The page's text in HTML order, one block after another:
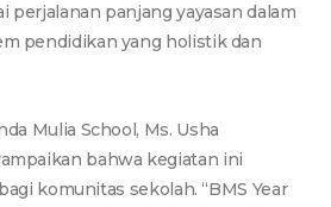
perjalanan panjang yayasan dalam
pendidikan yang holistik dan
Mulia School, Ms. Usha
bahwa kegiatan ini
komunitas sekolah. “BMS Year